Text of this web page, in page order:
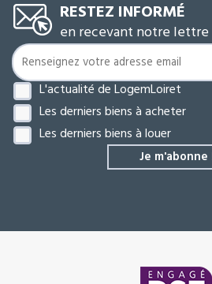
RESTEZ INFORMÉ
en recevant notre lettre
L'actualité de LogemLoiret
Les derniers biens à acheter
Les derniers biens à louer